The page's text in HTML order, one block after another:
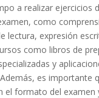
a realizar ejercicios
como
lectura, expresión
como libros de
y
es importante
el formato del examen